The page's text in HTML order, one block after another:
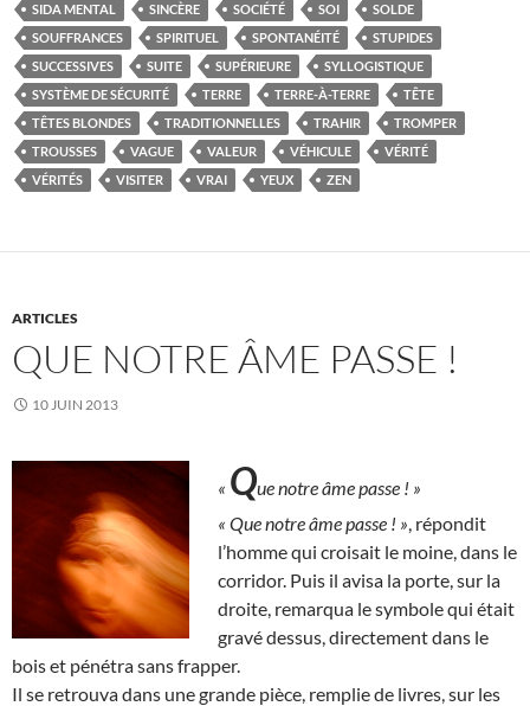
SIDA MENTAL
SINCÈRE SOCIÉTÉ SOI
SOLDE
SOUFFRANCES
SPIRITUEL SPONTANÉITÉ
STUPIDES
SUCCESSIVES
SUITE SUPÉRIEURE
SYLLOGISTIQUE
SYSTÈME DE SÉCURITÉ
TERRE TERRE-À-TERRE
TÊTE
TÊTES BLONDES
TRADITIONNELLES TRAHIR
TROMPER
TROUSSES
VAGUE VALEUR VÉHICULE
VÉRITÉ
VÉRITÉS
VISITER VRAI YEUX ZEN
ARTICLES
QUE NOTRE ÂME PASSE !
10 JUIN 2013
« Que notre âme passe ! »
« Que notre âme passe ! » , répondit
l’homme qui croisait le moine, dans le
corridor. Puis il avisa la porte, sur la
droite, remarqua le symbole qui était
gravé dessus, directement dans le
bois et pénétra sans frapper.
Il se retrouva dans une grande pièce, remplie de livres, sur les